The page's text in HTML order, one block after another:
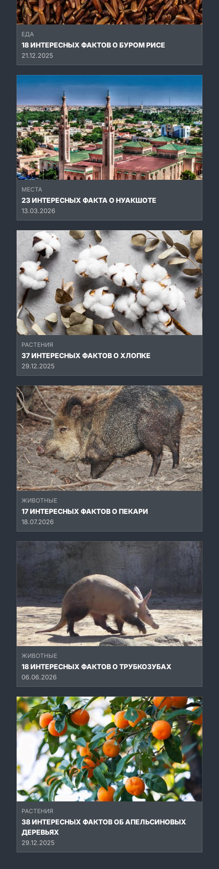
ЕДА
18 ИНТЕРЕСНЫХ ФАКТОВ О БУРОМ РИСЕ
21.12.2025
МЕСТА
23 ИНТЕРЕСНЫХ ФАКТА О НУАКШОТЕ
13.03.2026
РАСТЕНИЯ
37 ИНТЕРЕСНЫХ ФАКТОВ О ХЛОПКЕ
29.12.2025
ЖИВОТНЫЕ
17 ИНТЕРЕСНЫХ ФАКТОВ О ПЕКАРИ
18.07.2026
ЖИВОТНЫЕ
18 ИНТЕРЕСНЫХ ФАКТОВ О ТРУБКОЗУБАХ
06.06.2026
РАСТЕНИЯ
38 ИНТЕРЕСНЫХ ФАКТОВ ОБ АПЕЛЬСИНОВЫХ
ДЕРЕВЬЯХ
29.12.2025